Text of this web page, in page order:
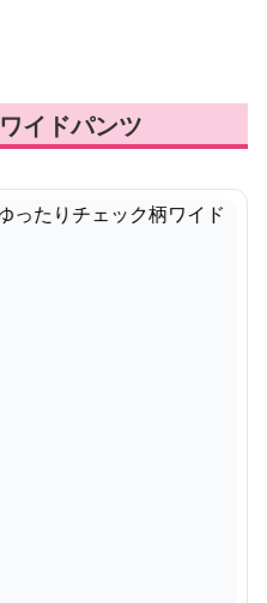
イドパンツ